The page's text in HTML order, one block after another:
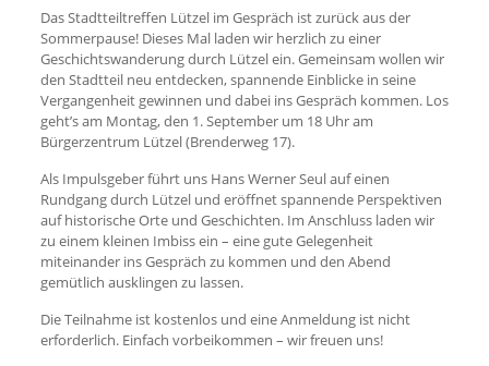
Das Stadtteiltreffen Lützel im Gespräch ist zurück aus der
Sommerpause! Dieses Mal laden wir herzlich zu einer
Geschichtswanderung durch Lützel ein. Gemeinsam wollen wir
den Stadtteil neu entdecken, spannende Einblicke in seine
Vergangenheit gewinnen und dabei ins Gespräch kommen. Los
geht’s am Montag, den 1. September um 18 Uhr am
Bürgerzentrum Lützel (Brenderweg 17).
Als Impulsgeber führt uns Hans Werner Seul auf einen
Rundgang durch Lützel und eröffnet spannende Perspektiven
auf historische Orte und Geschichten. Im Anschluss laden wir
zu einem kleinen Imbiss ein – eine gute Gelegenheit
miteinander ins Gespräch zu kommen und den Abend
gemütlich ausklingen zu lassen.
Die Teilnahme ist kostenlos und eine Anmeldung ist nicht
erforderlich. Einfach vorbeikommen – wir freuen uns!